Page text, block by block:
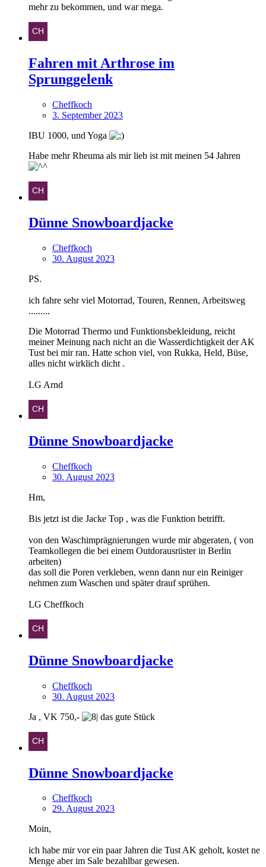
mehr zu bekommen, und war mega.
Fahren mit Arthrose im
Sprunggelenk
Cheffkoch
3. September 2023
IBU 1000, und Yoga
Habe mehr Rheuma als mir lieb ist mit meinen 54 Jahren
Dünne Snowboardjacke
Cheffkoch
30. August 2023
PS.
ich fahre sehr viel Motorrad, Touren, Rennen, Arbeitsweg
.........
Die Motorrad Thermo und Funktionsbekleidung, reicht
meiner Meinung nach nicht an die Wasserdichtigkeit der AK
Tust bei mir ran. Hatte schon viel, von Rukka, Held, Büse,
alles nicht wirklich dicht .
LG Arnd
Dünne Snowboardjacke
Cheffkoch
30. August 2023
Hm,
Bis jetzt ist die Jacke Top , was die Funktion betrifft.
von den Waschimprägnierungen wurde mir abgeraten, ( von
Teamkollegen die bei einem Outdorausrüster in Berlin
arbeiten)
das soll die Poren verkleben, wenn dann nur ein Reiniger
nehmen zum Waschen und später drauf sprühen.
LG Cheffkoch
Dünne Snowboardjacke
Cheffkoch
30. August 2023
Ja , VK 750,-
das gute Stück
Dünne Snowboardjacke
Cheffkoch
29. August 2023
Moin,
ich habe mir vor ein paar Jahren die Tust AK geholt, kostet ne
Menge aber im Sale bezahlbar gewesen.